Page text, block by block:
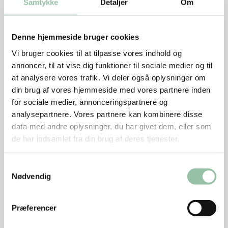
Samtykke Detaljer Om
Denne hjemmeside bruger cookies
Vi bruger cookies til at tilpasse vores indhold og
annoncer, til at vise dig funktioner til sociale medier og til
at analysere vores trafik. Vi deler også oplysninger om
din brug af vores hjemmeside med vores partnere inden
for sociale medier, annonceringspartnere og
analysepartnere. Vores partnere kan kombinere disse
data med andre oplysninger, du har givet dem, eller som
de har indsamlet fra din brug af deres tjenester.
Nødvendig
Præferencer
Skær skrællen af citronen med en skarp kniv, så du
opsamles.
Skær citronfileterne fri en og en, og skær så hver
citronfilet ud i små tern.
Gem hinder og saft til marinaden.
Skær forårsløgene i tynde skiver.
Skyl og slyng 1 håndfuld mynteblade og spinat
Fjern sværen på bacon og skær bacon i stykker